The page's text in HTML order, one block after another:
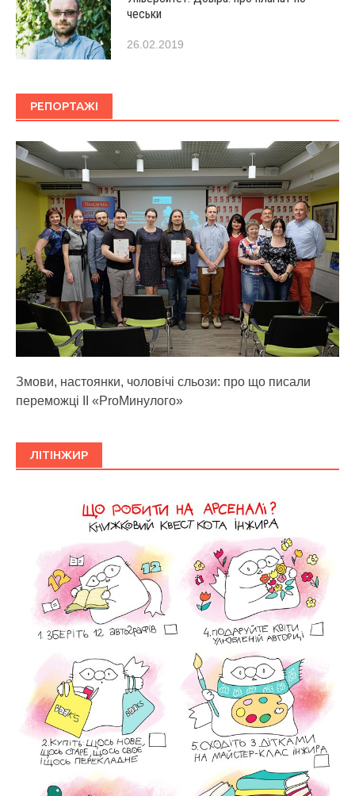
чеськи
26.02.2019
РЕПОРТАЖІ
Змови, настоянки, чоловічі сльози: про що писали
переможці ІІ «ProМинулого»
ЛІТІНЖИР